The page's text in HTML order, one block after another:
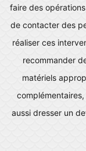
faire des
de contacter des
réaliser ces
recommander
matériels
aussi dresser un